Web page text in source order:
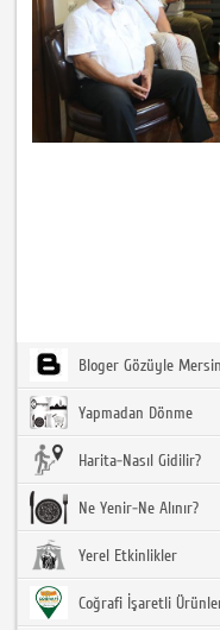
Bloger Gözüyle Mersin
Yapmadan Dönme
Harita-Nasıl Gidilir?
Ne Yenir-Ne Alınır?
Yerel Etkinlikler
Coğrafi İşaretli